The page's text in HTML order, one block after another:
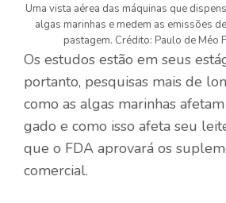
Uma vista aérea das máquinas que
algas marinhas e medem as emissões
pastagem. Crédito: Paulo de Méo
Os estudos estão em seus
portanto, pesquisas mais de
como as algas marinhas
gado e como isso afeta seu
que o FDA aprovará os
comercial.